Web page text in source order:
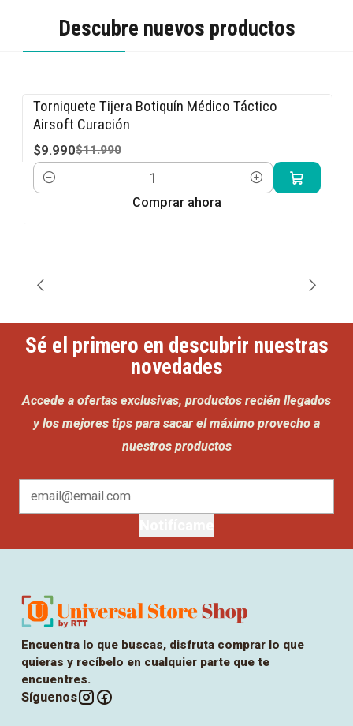
Descubre nuevos productos
-17% OFF
Torniquete Tijera Botiquín Médico Táctico
Airsoft Curación
$9.990$11.990
Cantidad
Comprar ahora
Sé el primero en descubrir nuestras
novedades
Accede a ofertas exclusivas, productos recién llegados
y los mejores tips para sacar el máximo provecho a
nuestros productos
Encuentra lo que buscas, disfruta comprar lo que
quieras y recíbelo en cualquier parte que te
encuentres.
Síguenos